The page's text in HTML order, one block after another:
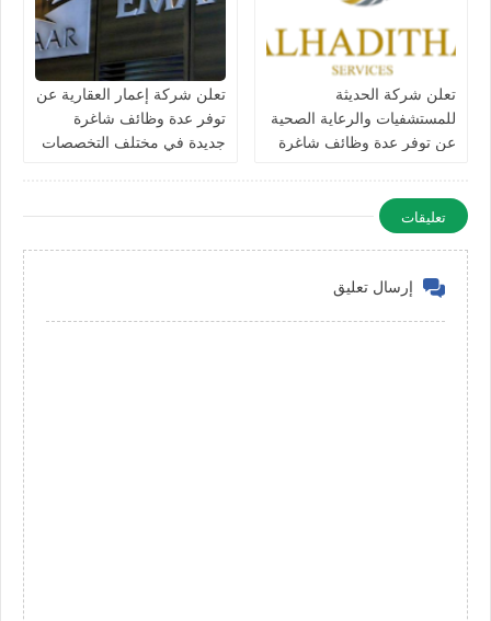
تعلن شركة الحديثة
للمستشفيات والرعاية الصحية
عن توفر عدة وظائف شاغرة
تعلن شركة إعمار العقارية عن
توفر عدة وظائف شاغرة
جديدة في مختلف التخصصات
تعليقات
إرسال تعليق